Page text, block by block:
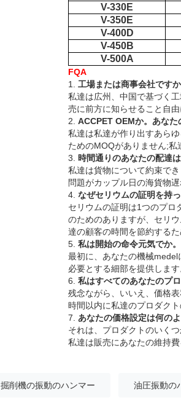
V-330E
V-350E
V-400D
V-450B
V-500A
FQA
1. 工場または商事会社ですか
私達は広州、中国で基づく
売に前方に知らせること自由
2. ACCPET OEMか。あなた
私達は私達が作り出すあら
ためのMOQがありません;
3. 時間通りのあなたの配達
私達は貨物について約束で
問題がカップル日の海貨物遅
4. なぜセリウムの証明を持っ
セリウムの証明は1つのプロ
のためのありますが、セリ
達の顧客の時間を節約する
5. 私は開始の命令元気でか。
最初に、あなたの機械
必要とする細部を提供しま
6. 私はすべてのあなたのプ
残念ながら、いいえ、価格
時間以内に私達のプロダク
7. あなたの価格設定は何の
それは、プロダクトのいく
私達は販売にあなたの維持
掘削機の振動のハンマー 油圧振動の